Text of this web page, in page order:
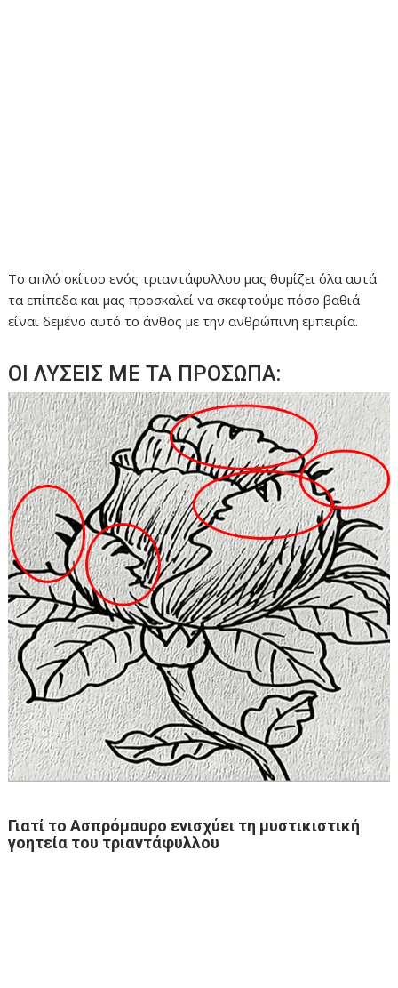
Το απλό σκίτσο ενός τριαντάφυλλου μας θυμίζει όλα αυτά
τα επίπεδα και μας προσκαλεί να σκεφτούμε πόσο βαθιά
είναι δεμένο αυτό το άνθος με την ανθρώπινη εμπειρία.
ΟΙ ΛΥΣΕΙΣ ΜΕ ΤΑ ΠΡΟΣΩΠΑ:
Γιατί το Ασπρόμαυρο ενισχύει τη μυστικιστική
γοητεία του τριαντάφυλλου